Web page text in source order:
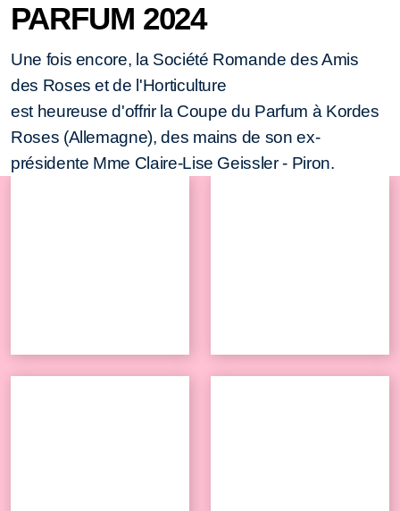
PARFUM 2024
Une fois encore, la Société Romande des Amis
des Roses et de l'Horticulture
est heureuse d'offrir la Coupe du Parfum à Kordes
Roses (Allemagne), des mains de son ex-
présidente Mme Claire-Lise Geissler - Piron.